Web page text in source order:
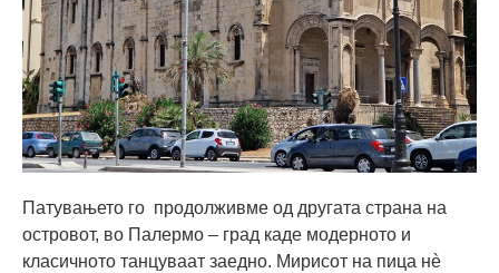
Патувањето го продолживме од другата страна на
островот, во Палермо – град каде модерното и
класичното танцуваат заедно. Мирисот на пица нè